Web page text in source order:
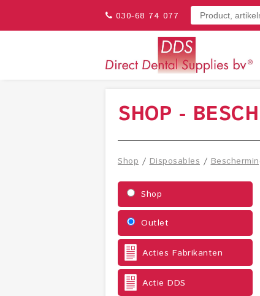
030-68 74 077
SHOP -
Shop /Disposables /
Shop
Outlet
Acties Fabrikanten
Actie DDS